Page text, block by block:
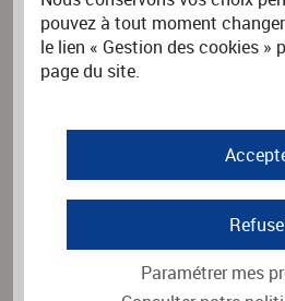
Vous souhaitez payer une facture.
Merci d'indiquer le nom de
puis cliquez sur Rechercher.
Nom de l'organisme *
pouvez à tout moment
le lien « Gestion des cookies »
page du site.
Paramétrer mes